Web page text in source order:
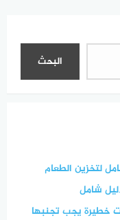
البحث
لتخزين الطعام
شامل
خطيرة يجب تجنبها